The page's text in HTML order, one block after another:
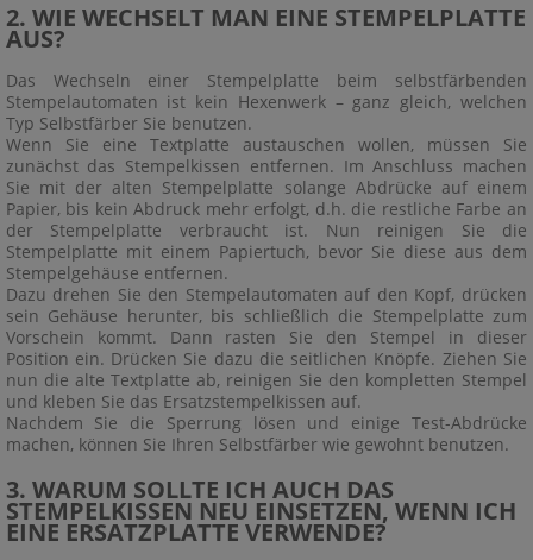
2. WIE WECHSELT MAN EINE STEMPELPLATTE
AUS?
Das Wechseln einer Stempelplatte beim selbstfärbenden
Stempelautomaten ist kein Hexenwerk – ganz gleich, welchen
Typ Selbstfärber Sie benutzen.
Wenn Sie eine Textplatte austauschen wollen, müssen Sie
zunächst das Stempelkissen entfernen. Im Anschluss machen
Sie mit der alten Stempelplatte solange Abdrücke auf einem
Papier, bis kein Abdruck mehr erfolgt, d.h. die restliche Farbe an
der Stempelplatte verbraucht ist. Nun reinigen Sie die
Stempelplatte mit einem Papiertuch, bevor Sie diese aus dem
Stempelgehäuse entfernen.
Dazu drehen Sie den Stempelautomaten auf den Kopf, drücken
sein Gehäuse herunter, bis schließlich die Stempelplatte zum
Vorschein kommt. Dann rasten Sie den Stempel in dieser
Position ein. Drücken Sie dazu die seitlichen Knöpfe. Ziehen Sie
nun die alte Textplatte ab, reinigen Sie den kompletten Stempel
und kleben Sie das Ersatzstempelkissen auf.
Nachdem Sie die Sperrung lösen und einige Test-Abdrücke
machen, können Sie Ihren Selbstfärber wie gewohnt benutzen.
3. WARUM SOLLTE ICH AUCH DAS
STEMPELKISSEN NEU EINSETZEN, WENN ICH
EINE ERSATZPLATTE VERWENDE?